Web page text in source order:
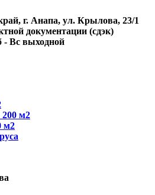
г. Анапа, ул. Крылова, 23/1
документации (сдэк)
- Вс выходной
м2
м2